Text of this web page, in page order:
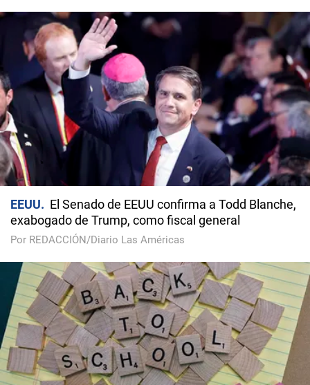
EEUU
El Senado de EEUU confirma a Todd Blanche,
exabogado de Trump, como fiscal general
Por REDACCIÓN/Diario Las Américas